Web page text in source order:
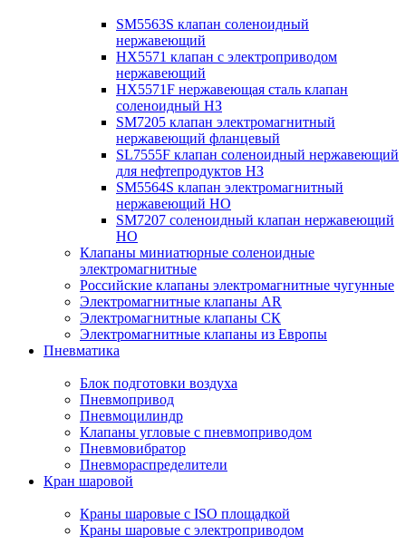
SM5563S клапан соленоидный
нержавеющий
HX5571 клапан с электроприводом
нержавеющий
HX5571F нержавеющая сталь клапан
соленоидный НЗ
SM7205 клапан электромагнитный
нержавеющий фланцевый
SL7555F клапан соленоидный нержавеющий
для нефтепродуктов НЗ
SM5564S клапан электромагнитный
нержавеющий НО
SM7207 соленоидный клапан нержавеющий
НО
Клапаны миниатюрные соленоидные
электромагнитные
Российские клапаны электромагнитные чугунные
Электромагнитные клапаны AR
Электромагнитные клапаны СК
Электромагнитные клапаны из Европы
Пневматика
Блок подготовки воздуха
Пневмопривод
Пневмоцилиндр
Клапаны угловые с пневмоприводом
Пневмовибратор
Пневмораспределители
Кран шаровой
Краны шаровые с ISO площадкой
Краны шаровые с электроприводом